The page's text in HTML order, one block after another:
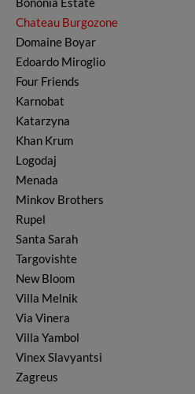
Reserve Wein
Prämierte Weine
Wermut - Pelin
Magnum
ohne Sulfite
Schaumwein Sekt
alle Weine
Grenache
Riesling
Rkaziteli
Malbec
Marselan
Mavrud
Melnik
Merlot
Monastrell & Mourvedre
Muskat & Misket
Nebbiolo
Pamid
Petit Manseng
Petit Verdot
Pinot Gris
Pinot Noir
Rubin
Ruen
Sauvignon Blanc
Sauvignon Gris
Strumatal - Südwest
Chateau Burgozone
Domaine Boyar
Edoardo Miroglio
Four Friends
Karnobat
Katarzyna
Khan Krum
Logodaj
Menada
Minkov Brothers
Rupel
Santa Sarah
Targovishte
New Bloom
Villa Melnik
Via Vinera
Villa Yambol
Vinex Slavyantsi
Zagreus